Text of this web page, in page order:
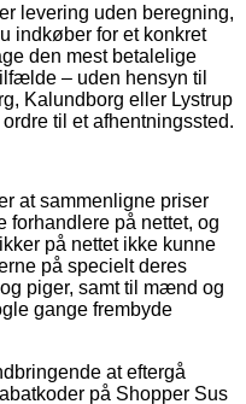
levering uden beregning,
indkøber for et konkret
den mest betalelige
– uden hensyn til
Kalundborg eller Lystrup
til et afhentningssted.
at sammenligne priser
forhandlere på nettet, og
på nettet ikke kunne
på specielt deres
piger, samt til mænd og
gange frembyde
at eftergå
på Shopper Sus